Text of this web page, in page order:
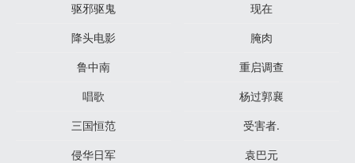
驱邪驱鬼
现在
降头电影
腌肉
鲁中南
重启调查
唱歌
杨过郭襄
三国恒范
受害者.
侵华日军
袁巴元